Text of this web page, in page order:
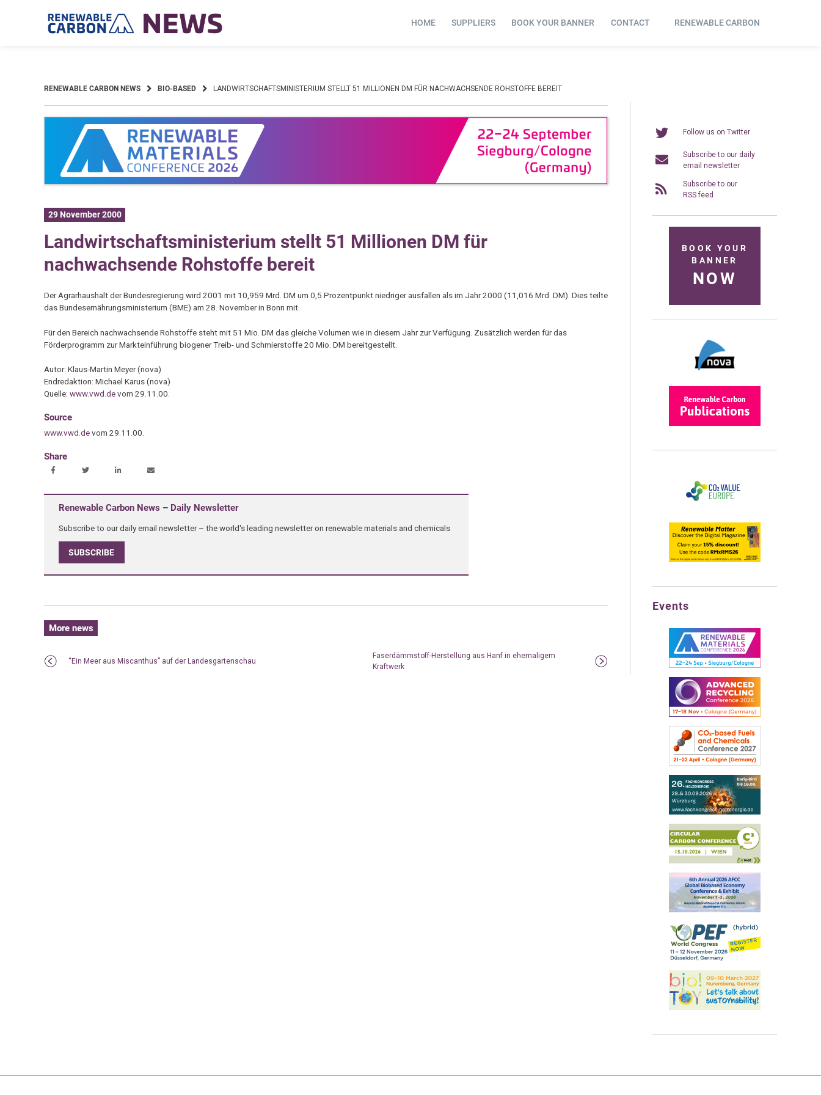
HOME SUPPLIERS BOOK YOUR BANNER CONTACT RENEWABLE CARBON
RENEWABLE CARBON NEWS BIO-BASED LANDWIRTSCHAFTSMINISTERIUM STELLT 51 MILLIONEN DM FÜR NACHWACHSENDE ROHSTOFFE BEREIT
29 November 2000
Landwirtschaftsministerium stellt 51 Millionen DM für
nachwachsende Rohstoffe bereit
Der Agrarhaushalt der Bundesregierung wird 2001 mit 10,959 Mrd. DM um 0,5 Prozentpunkt niedriger ausfallen als im Jahr 2000 (11,016 Mrd. DM). Dies teilte
das Bundesernährungsministerium (BME) am 28. November in Bonn mit.
Für den Bereich nachwachsende Rohstoffe steht mit 51 Mio. DM das gleiche Volumen wie in diesem Jahr zur Verfügung. Zusätzlich werden für das
Förderprogramm zur Markteinführung biogener Treib- und Schmierstoffe 20 Mio. DM bereitgestellt.
Autor: Klaus-Martin Meyer (nova)
Endredaktion: Michael Karus (nova)
Quelle: www.vwd.devom 29.11.00.
Source
www.vwd.devom 29.11.00.
Share
Renewable Carbon News – Daily Newsletter
Subscribe to our daily email newsletter – the world's leading newsletter on renewable materials and chemicals
SUBSCRIBE
More news
“Ein Meer aus Miscanthus” auf der Landesgartenschau
Faserdämmstoff-Herstellung aus Hanf in ehemaligem
Kraftwerk
Follow us on Twitter
Subscribe to our daily
email newsletter
Subscribe to our
RSS feed
BOOK YOUR
BANNER
NOW
Events